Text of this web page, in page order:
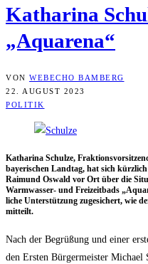
Katha­ri­na
„Aqua­re­na“
VON WEBECHO BAMBERG
22. AUGUST 2023
POLITIK
Katha­ri­na Schul­ze,
baye­ri­schen Land­tag, hat sich
Rai­mund Oswald vor Ort über die
Warm­was­ser- und Frei­zeit­bads
li­che Unter­stüt­zung zuge­si­chert, wie
mitteilt.
Nach der Begrü­ßung und einer
den Ers­ten Bür­ger­meis­ter